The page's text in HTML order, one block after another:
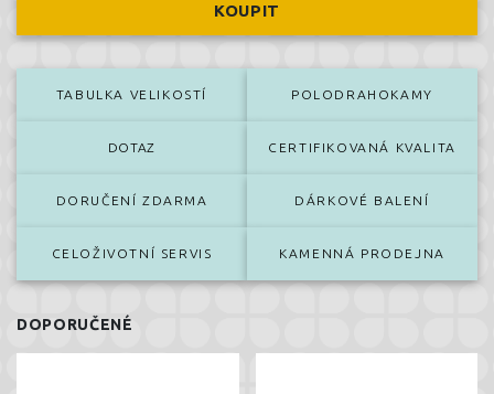
KOUPIT
TABULKA VELIKOSTÍ POLODRAHOKAMY
DOTAZ CERTIFIKOVANÁ KVALITA
DORUČENÍ ZDARMA DÁRKOVÉ BALENÍ
CELOŽIVOTNÍ SERVIS KAMENNÁ PRODEJNA
DOPORUČENÉ